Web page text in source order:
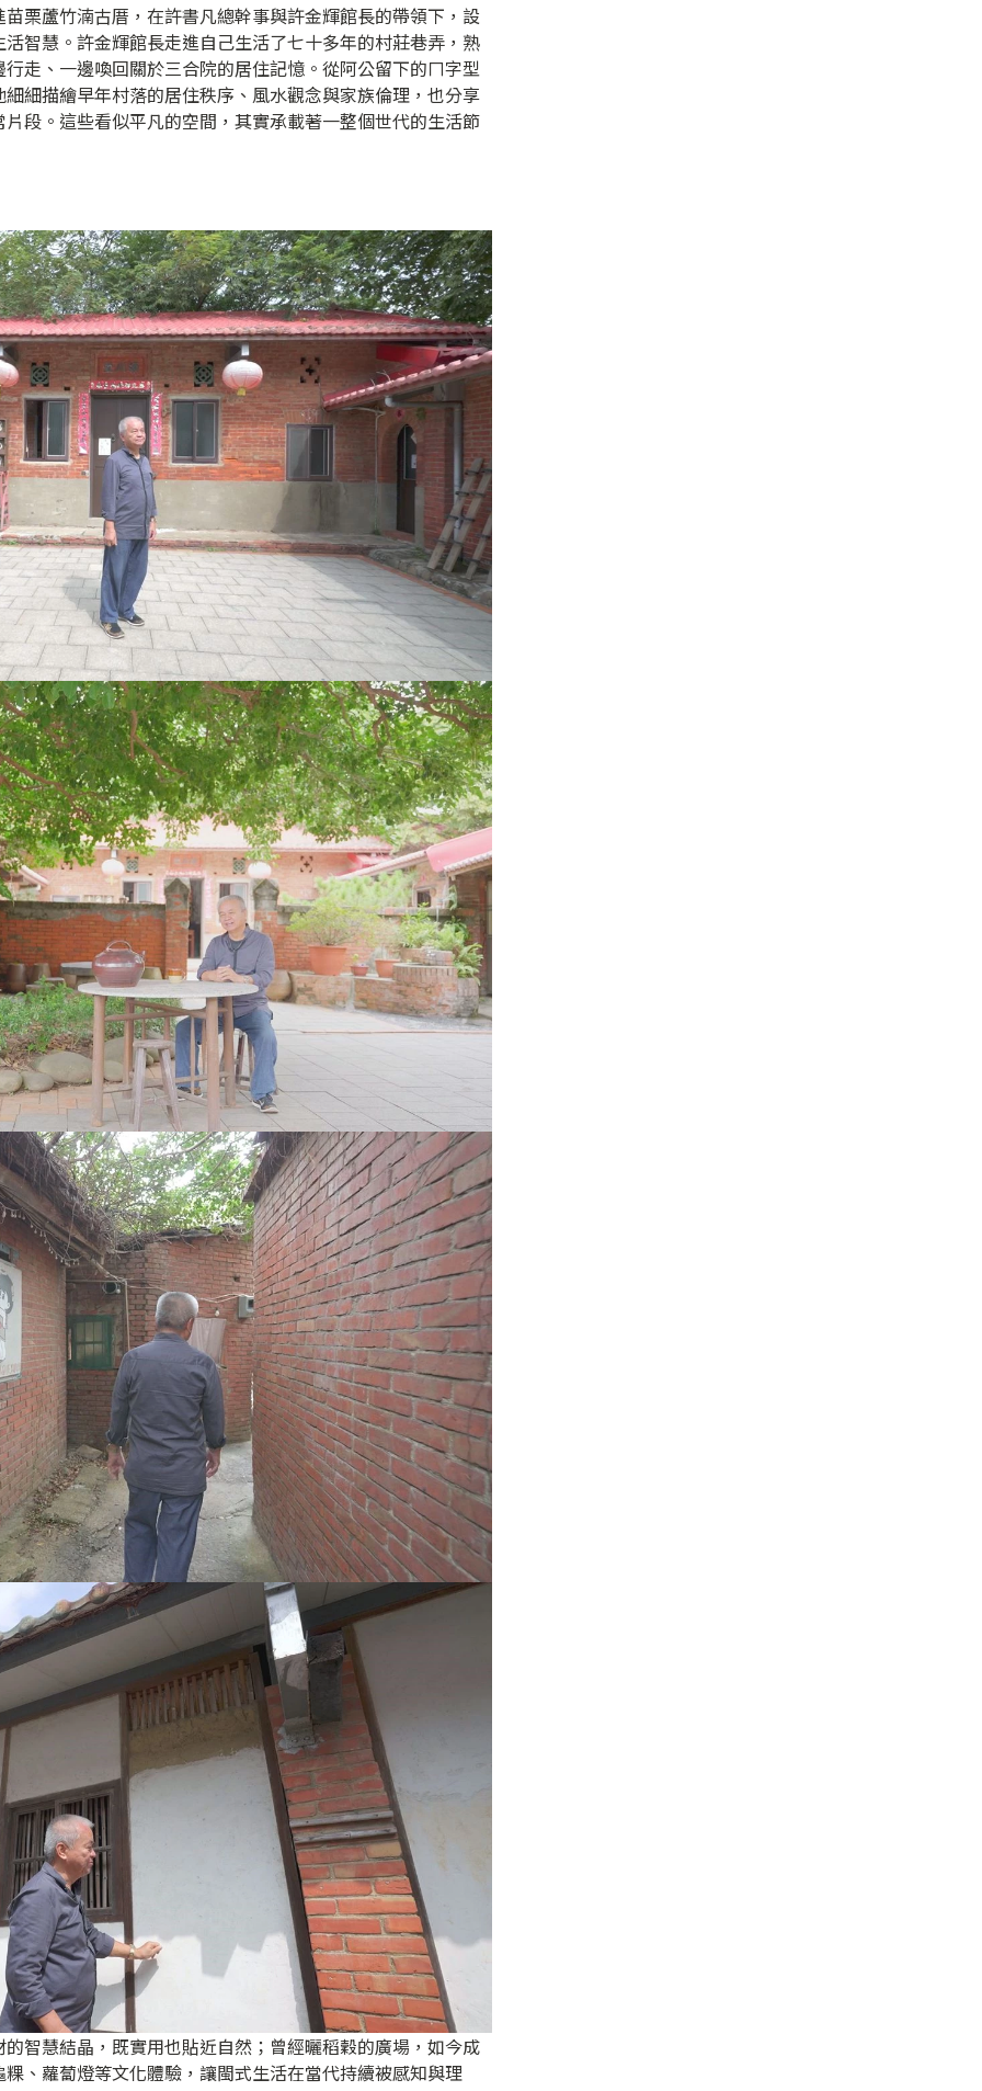
栗蘆竹湳古厝，在許書凡總幹事與許金輝館長的帶領下，設
智慧。許金輝館長走進自己生活了七十多年的村莊巷弄，熟
走、一邊喚回關於三合院的居住記憶。從阿公留下的ㄇ字型
細描繪早年村落的居住秩序、風水觀念與家族倫理，也分享
段。這些看似平凡的空間，其實承載著一整個世代的生活節
智慧結晶，既實用也貼近自然；曾經曬稻穀的廣場，如今成
、蘿蔔燈等文化體驗，讓閩式生活在當代持續被感知與理